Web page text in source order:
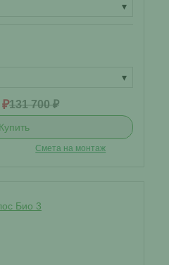
▾
▾
131 700 ₽
Купить
Смета на монтаж
Био 3